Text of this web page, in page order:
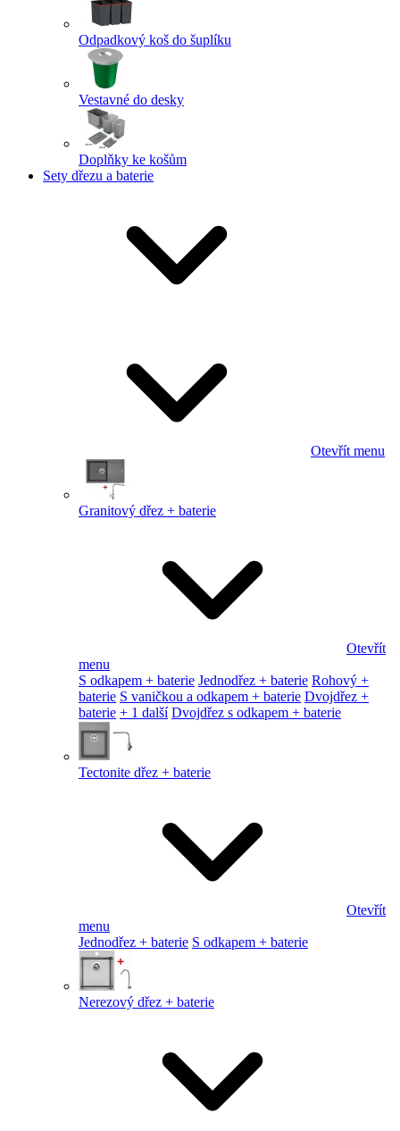
Odpadkový koš do šuplíku
Vestavné do desky
Doplňky ke košům
Sety dřezu a baterie
Otevřít menu
Granitový dřez + baterie
Otevřít
menu
S odkapem + baterie Jednodřez + baterie Rohový +
baterie S vaničkou a odkapem + baterie Dvojdřez +
baterie + 1 další Dvojdřez s odkapem + baterie
Tectonite dřez + baterie
Otevřít
menu
Jednodřez + baterie S odkapem + baterie
Nerezový dřez + baterie